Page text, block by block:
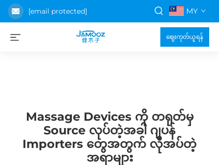
[email protected] MY
ဈေးကုတ်ယူရန်
Massage Devices ကို တရုတ်မှ
Source လုပ်တဲ့အခါ ဂျပန်
Importers တွေအတွက် လိုအပ်တဲ့
အရာများ